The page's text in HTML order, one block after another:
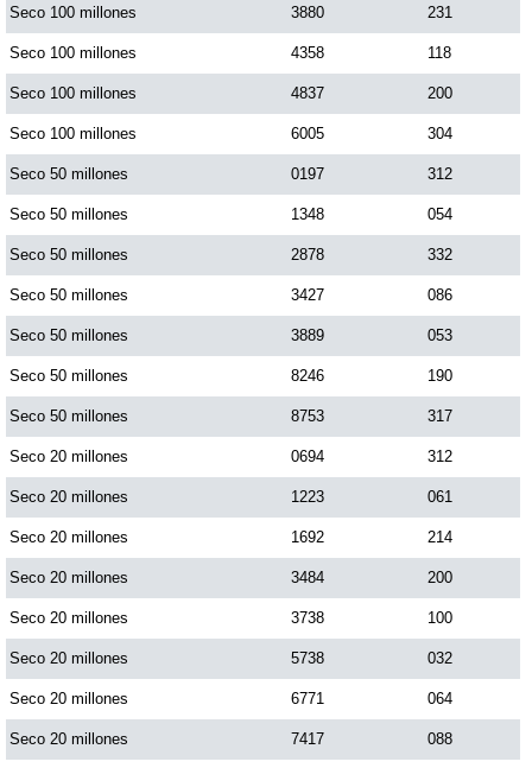
Paisita Noche
Paisita 3
Pick 3 Día
Pick 3 Noche
Pick 4 Día
Pick 4 Noche
Pijao de Oro
Saman de la suerte
Sinuano Día
Sinuano Noche
Seco 100 millones 3880 231
Seco 100 millones 4358 118
Seco 100 millones 4837 200
Seco 100 millones 6005 304
Seco 50 millones 0197 312
Seco 50 millones 1348 054
Seco 50 millones 2878 332
Seco 50 millones 3427 086
Seco 50 millones 3889 053
Seco 50 millones 8246 190
Seco 50 millones 8753 317
Seco 20 millones 0694 312
Seco 20 millones 1223 061
Seco 20 millones 1692 214
Seco 20 millones 3484 200
Seco 20 millones 3738 100
Seco 20 millones 5738 032
Seco 20 millones 6771 064
Seco 20 millones 7417 088